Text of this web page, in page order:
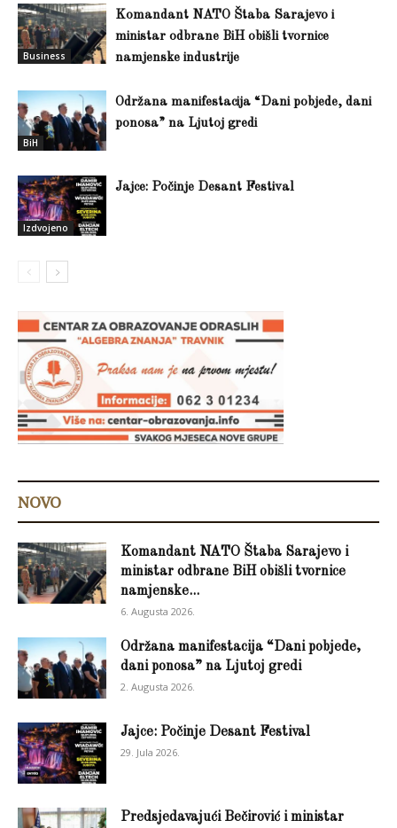
Business
Komandant NATO Štaba Sarajevo i
ministar odbrane BiH obišli tvornice
namjenske industrije
BiH
Održana manifestacija “Dani pobjede, dani
ponosa” na Ljutoj gredi
Izdvojeno
Jajce: Počinje Desant Festival
NOVO
Komandant NATO Štaba Sarajevo i
ministar odbrane BiH obišli tvornice
namjenske...
6. Augusta 2026.
Održana manifestacija “Dani pobjede,
dani ponosa” na Ljutoj gredi
2. Augusta 2026.
Jajce: Počinje Desant Festival
29. Jula 2026.
Predsjedavajući Bečirović i ministar